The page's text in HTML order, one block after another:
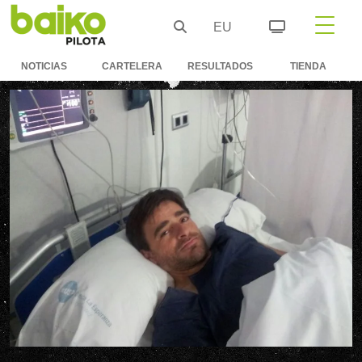
EU
NOTICIAS CARTELERA RESULTADOS TIENDA